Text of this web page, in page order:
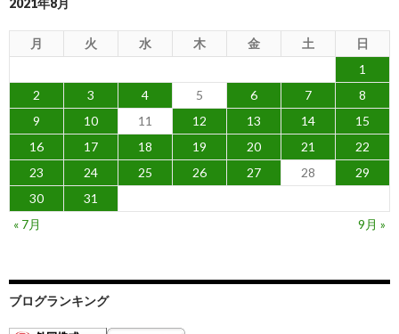
2021年8月
月 火 水 木 金 土
日
1
2
3 4 5 6 7
8
9
10 11 12 13 14
15
16
17 18 19 20 21
22
23
24 25 26 27 28
29
30
31
« 7月
9月 »
ブログランキング